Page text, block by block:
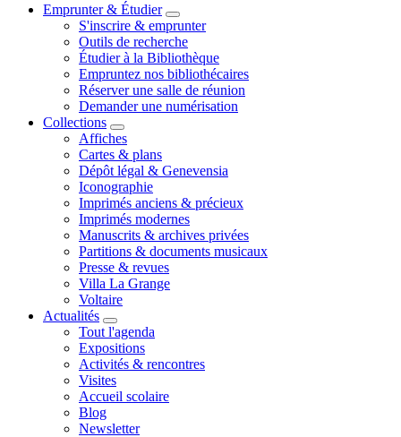
Emprunter & Étudier
S'inscrire & emprunter
Outils de recherche
Étudier à la Bibliothèque
Empruntez nos bibliothécaires
Réserver une salle de réunion
Demander une numérisation
Collections
Affiches
Cartes & plans
Dépôt légal & Genevensia
Iconographie
Imprimés anciens & précieux
Imprimés modernes
Manuscrits & archives privées
Partitions & documents musicaux
Presse & revues
Villa La Grange
Voltaire
Actualités
Tout l'agenda
Expositions
Activités & rencontres
Visites
Accueil scolaire
Blog
Newsletter